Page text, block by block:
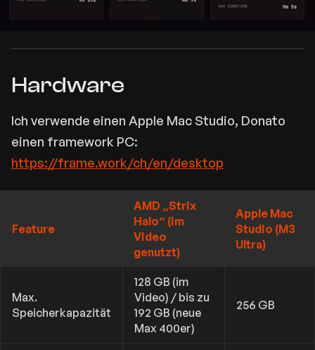
Hardware
Ich verwende einen Apple Mac Studio, Donato
einen framework PC:
https://frame.work/ch/en/desktop
Feature
AMD „Strix
Halo“ (im
Video
genutzt)
Apple Mac
Studio (M3
Ultra)
Max.
Speicherkapazität
128 GB (im
Video) / bis zu
192 GB (neue
Max 400er)
256 GB